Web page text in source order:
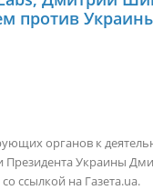
против
органов к
Президента Украины
ссылкой на Газета.ua.